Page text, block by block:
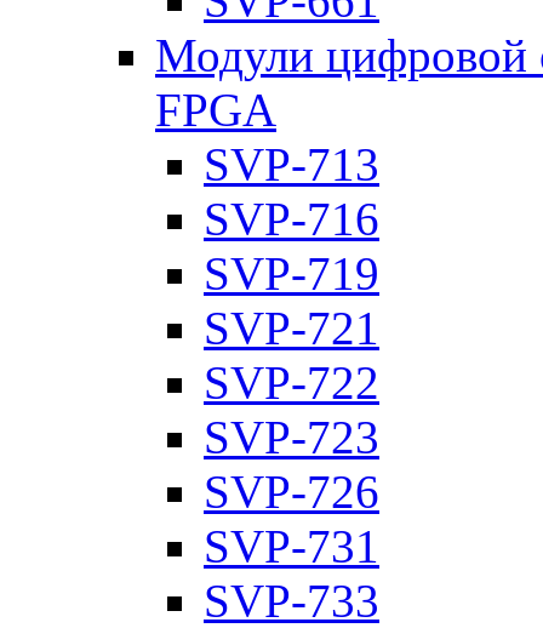
Модули цифровой
FPGA
SVP-713
SVP-716
SVP-719
SVP-721
SVP-722
SVP-723
SVP-726
SVP-731
SVP-733